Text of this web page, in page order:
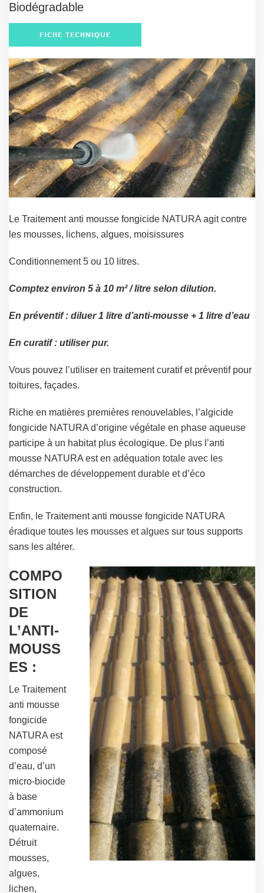
Biodégradable
Le Traitement anti mousse fongicide NATURA agit contre
les mousses, lichens, algues, moisissures
Conditionnement 5 ou 10 litres.
Comptez environ 5 à 10 m² / litre selon dilution.
En préventif : diluer 1 litre d’anti-mousse + 1 litre d’eau
En curatif : utiliser pur.
Vous pouvez l’utiliser en traitement curatif et préventif pour
toitures, façades.
Riche en matières premières renouvelables, l’algicide
fongicide NATURA d’origine végétale en phase aqueuse
participe à un habitat plus écologique. De plus l’anti
mousse NATURA est en adéquation totale avec les
démarches de développement durable et d’éco
construction.
Enfin, le Traitement anti mousse fongicide NATURA
éradique toutes les mousses et algues sur tous supports
sans les altérer.
COMPO
SITION
DE
L’ANTI-
MOUSS
ES :
Le Traitement
anti mousse
fongicide
NATURA est
composé
d’eau, d’un
micro-biocide
à base
d’ammonium
quaternaire.
Détruit
mousses,
algues,
lichen,